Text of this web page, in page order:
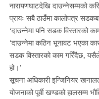
नारायणघाटदेखि दाउन्नेसम्मको
प्रायः सबै ठाउँमा कालोपत्र
‘दाउन्नेमा पनि सडक विस्तारको
‘दाउन्नेमा कठिन भूनावट भएका
सडक विस्तारको काम गरिँदैछ, यसैले
हो।’
सूचना अधिकारी इन्जिनियर
योजनाको पूर्वी खण्डको हालसम्म